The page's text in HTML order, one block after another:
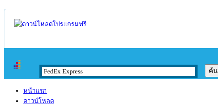
หน้าแรก
ดาวน์โหลด